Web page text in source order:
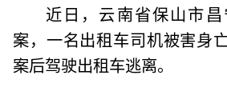
近日，云南省保山市
案，一名出租车司机被害身
案后驾驶出租车逃离。